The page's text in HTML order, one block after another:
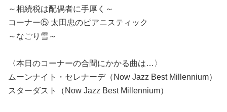
～相続税は配偶者に手厚く～
コーナー⑤ 太田忠のピアニスティック
～なごり雪～
〈本日のコーナーの合間にかかる曲は…〉
ムーンナイト・セレナーデ（Now Jazz Best Millennium）
スターダスト（Now Jazz Best Millennium）